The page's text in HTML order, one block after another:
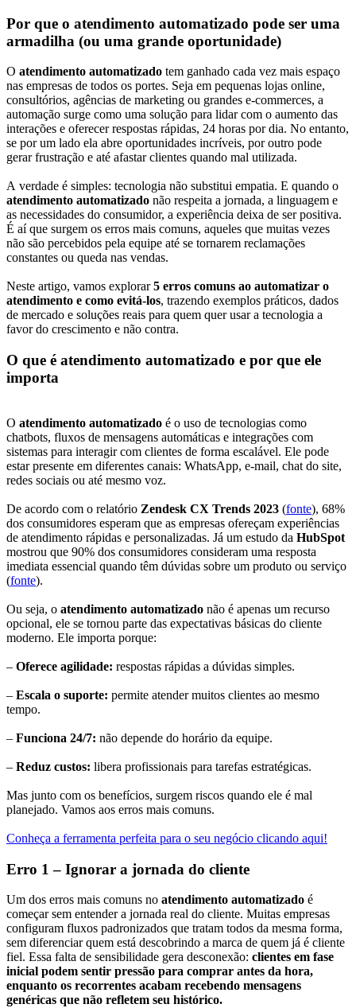
Atendimento
automatizado:
5
erros
comuns
e
como
evitá-
los
Por que o atendimento automatizado pode ser uma
armadilha (ou uma grande oportunidade)
O atendimento automatizado tem ganhado cada vez mais espaço
nas empresas de todos os portes. Seja em pequenas lojas online,
consultórios, agências de marketing ou grandes e-commerces, a
automação surge como uma solução para lidar com o aumento das
interações e oferecer respostas rápidas, 24 horas por dia. No entanto,
se por um lado ela abre oportunidades incríveis, por outro pode
gerar frustração e até afastar clientes quando mal utilizada.
atendimento automatizado não respeita a jornada, a linguagem e
as necessidades do consumidor, a experiência deixa de ser positiva.
É aí que surgem os erros mais comuns, aqueles que muitas vezes
não são percebidos pela equipe até se tornarem reclamações
constantes ou queda nas vendas.
Neste artigo, vamos explorar5 erros comuns ao automatizar o
atendimento e como evitá-los, trazendo exemplos práticos, dados
de mercado e soluções reais para quem quer usar a tecnologia a
favor do crescimento e não contra.
O que é atendimento automatizado e por que ele
importa
O atendimento automatizado é o uso de tecnologias como
chatbots, fluxos de mensagens automáticas e integrações com
sistemas para interagir com clientes de forma escalável. Ele pode
estar presente em diferentes canais: WhatsApp, e-mail, chat do site,
redes sociais ou até mesmo voz.
De acordo com o relatório Zendesk CX Trends 2023 (fonte), 68%
dos consumidores esperam que as empresas ofereçam experiências
de atendimento rápidas e personalizadas. Já um estudo da HubSpot
mostrou que 90% dos consumidores consideram uma resposta
imediata essencial quando têm dúvidas sobre um produto ou serviço
(fonte).
Ou seja, o atendimento automatizado não é apenas um recurso
opcional, ele se tornou parte das expectativas básicas do cliente
moderno. Ele importa porque:
– Oferece agilidade: respostas rápidas a dúvidas simples.
– Escala o suporte: permite atender muitos clientes ao mesmo
tempo.
– Funciona 24/7: não depende do horário da equipe.
– Reduz custos: libera profissionais para tarefas estratégicas.
Mas junto com os benefícios, surgem riscos quando ele é mal
planejado. Vamos aos erros mais comuns.
Conheça a ferramenta perfeita para o seu negócio clicando aqui!
Erro 1 – Ignorar a jornada do cliente
Um dos erros mais comuns no atendimento automatizado é
começar sem entender a jornada real do cliente. Muitas empresas
configuram fluxos padronizados que tratam todos da mesma forma,
sem diferenciar quem está descobrindo a marca de quem já é cliente
fiel. Essa falta de sensibilidade gera desconexão: clientes em fase
inicial podem sentir pressão para comprar antes da hora
enquanto os recorrentes acabam recebendo mensagens
genéricas que não refletem seu histórico.